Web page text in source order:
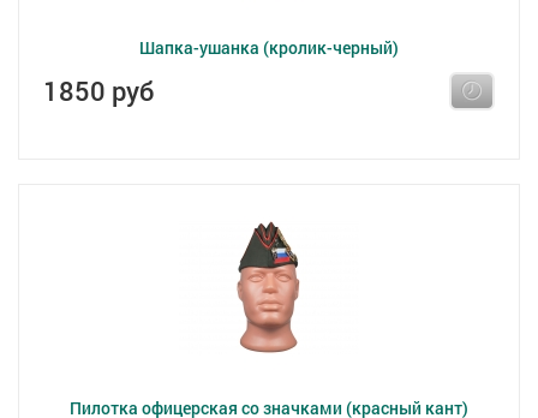
Шапка-ушанка (кролик-черный)
1850 руб
Пилотка офицерская со значками (красный кант)